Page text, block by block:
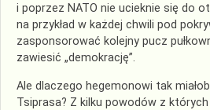
i poprzez NATO nie ucieknie się do
na przykład w każdej chwili pod
zasponsorować kolejny pucz
zawiesić „demokrację”.
Ale dlaczego hegemonowi tak
Tsiprasa? Z kilku powodów z których